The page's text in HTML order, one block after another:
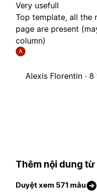
Very usefull
Top template, all the
page are present
column)
A
Alexis Florentin · 8
Thêm nội dung từ
Duyệt xem 571 mẫu